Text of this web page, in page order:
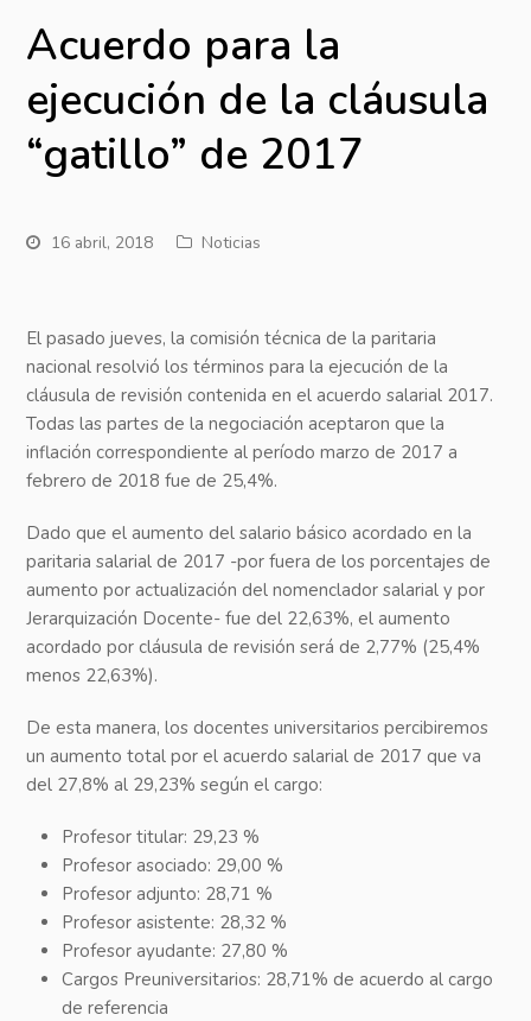
Acuerdo para la
ejecución de la cláusula
“gatillo” de 2017
16 abril, 2018 Noticias
El pasado jueves, la comisión técnica de la paritaria
nacional resolvió los términos para la ejecución de la
cláusula de revisión contenida en el acuerdo salarial 2017.
Todas las partes de la negociación aceptaron que la
inflación correspondiente al período marzo de 2017 a
febrero de 2018 fue de 25,4%.
Dado que el aumento del salario básico acordado en la
paritaria salarial de 2017 -por fuera de los porcentajes de
aumento por actualización del nomenclador salarial y por
Jerarquización Docente- fue del 22,63%, el aumento
acordado por cláusula de revisión será de 2,77% (25,4%
menos 22,63%).
De esta manera, los docentes universitarios percibiremos
un aumento total por el acuerdo salarial de 2017 que va
del 27,8% al 29,23% según el cargo:
Profesor titular: 29,23 %
Profesor asociado: 29,00 %
Profesor adjunto: 28,71 %
Profesor asistente: 28,32 %
Profesor ayudante: 27,80 %
Cargos Preuniversitarios: 28,71% de acuerdo al cargo
de referencia